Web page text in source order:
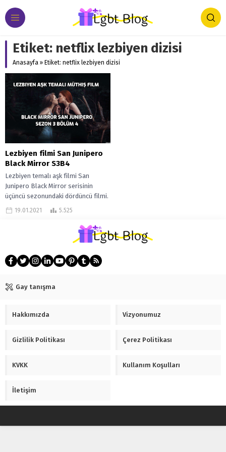
Etiket: netflix lezbiyen dizisi
Anasayfa » Etiket: netflix lezbiyen dizisi
Lezbiyen filmi San Junipero
Black Mirror S3B4
Lezbiyen temalı aşk filmi San
Junipero Black Mirror serisinin
üçüncü sezonundaki dördüncü filmi.
Aslında film değil ama film tadında
19.01.2021 5.525
Gay tanışma
Hakkımızda Vizyonumuz
Gizlilik Politikası Çerez Politikası
KVKK Kullanım Koşulları
İletişim